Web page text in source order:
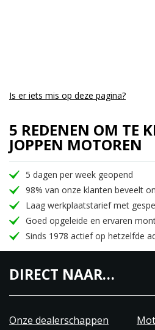
Is er iets mis op deze pagina?
5 REDENEN OM TE
JOPPEN MOTOREN
5 dagen per week geopend
98% van onze klanten beveelt
Laag werkplaatstarief met
Goed opgeleide en ervaren
Sinds 1978 actief op hetzelfde
DIRECT NAAR…
Onze dealerschappen